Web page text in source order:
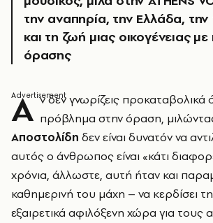
την αναπηρία, την Ελλάδα, την
και τη ζωή μιας οικογένειας
όρασης
Α ν δεν γνωρίζεις προκαταβολικά
πρόβλημα στην όραση,
Αποστολίδη δεν είναι δυνατόν να
αυτός ο άνθρωπος είναι «κάτι
χρόνια, άλλωστε, αυτή ήταν και
καθημερινή του μάχη – να κερδίσει
εξαιρετικά αφιλόξενη χώρα για